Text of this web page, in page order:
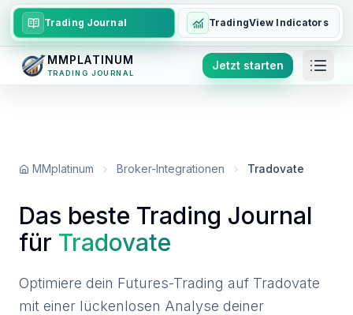
Trading Journal TradingView Indicators
MMPLATINUM
TRADING JOURNAL
Jetzt starten
MMplatinum Broker-Integrationen Tradovate
Das beste Trading Journal
für Tradovate
Optimiere dein Futures-Trading auf Tradovate
mit einer lückenlosen Analyse deiner